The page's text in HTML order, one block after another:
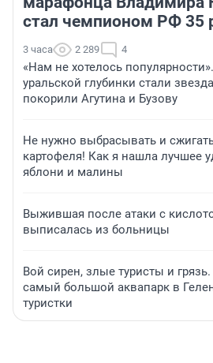
стал чемпионом РФ 35
3 часа 2 289 4
«Нам не хотелось
уральской глубинки стали
покорили Агутина и Бузову
Не нужно выбрасывать и
картофеля! Как я нашла лучшее
яблони и малины
Выжившая после атаки с
выписалась из больницы
Вой сирен, злые туристы и
самый большой аквапарк в
туристки